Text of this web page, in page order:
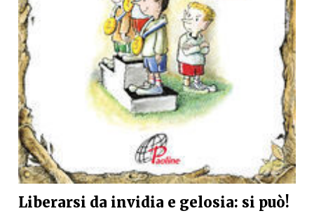
Liberarsi da invidia e gelosia: si può!